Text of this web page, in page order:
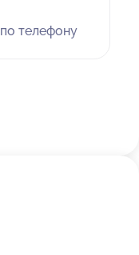
телефону